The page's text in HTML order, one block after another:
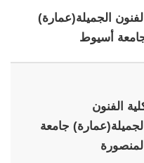
الفنون الجميلة(عمارة)
أسيوط
الفنون
الجميلة(عمارة) جامعة
المنصورة